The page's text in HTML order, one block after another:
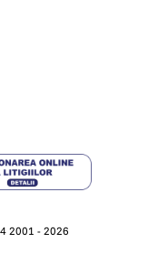
2001 - 2026